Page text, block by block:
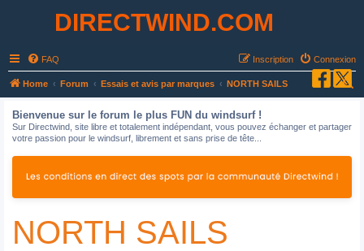
DIRECTWIND.COM
FAQ Connexion
Inscription
Home Forum Essais et avis par marques NORTH SAILS
Bienvenue sur le forum le plus FUN du windsurf !
Sur Directwind, site libre et totalement indépendant, vous pouvez échanger et partager
votre passion pour le windsurf, librement et sans prise de tête...
NORTH SAILS